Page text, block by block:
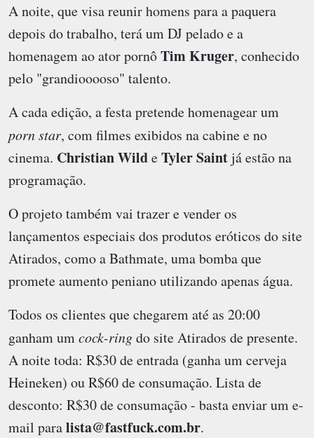
A noite, que visa reunir homens para a paquera
depois do trabalho, terá um DJ pelado e a
homenagem ao ator pornôTim Kruger, conhecido
pelo "grandiooooso" talento.
A cada edição, a festa pretende homenagear um
porn star, com filmes exibidos na cabine e no
cinema. Christian WildeTyler Saintjá estão na
programação.
O projeto também vai trazer e vender os
lançamentos especiais dos produtos eróticos do site
Atirados, como a Bathmate, uma bomba que
promete aumento peniano utilizando apenas água.
Todos os clientes que chegarem até as 20:00
ganham umcock-ringdo site Atirados de presente.
A noite toda: R$30 de entrada (ganha um cerveja
Heineken) ou R$60 de consumação. Lista de
desconto: R$30 de consumação - basta enviar um e-
mail paralista@fastfuck.com.br.